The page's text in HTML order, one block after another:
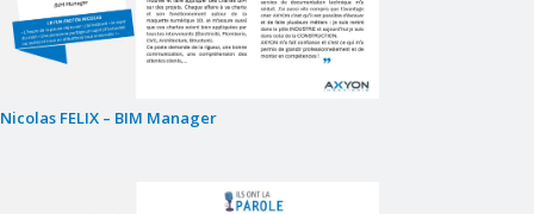
Nicolas FELIX – BIM Manager